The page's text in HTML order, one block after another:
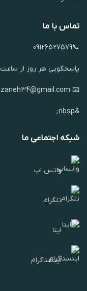
تماس با ما
📞09126527579
پاسخگویی هر روز از ساعت ۸ صبح تا ۱۲ بامداد
📧 Alipoorfarzaneh34@gmail.com
&nbsp;
شبکه اجتماعی ما
واتس اپ
تلگرام
ایتا
اینستاگرام